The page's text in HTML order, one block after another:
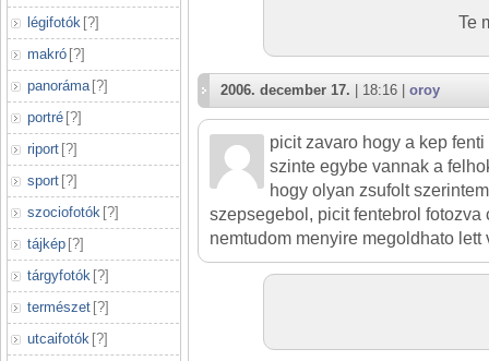
légifotók [?]
makró [?]
panoráma [?]
portré [?]
riport [?]
sport [?]
szociofotók [?]
tájkép [?]
tárgyfotók [?]
természet [?]
utcaifotók [?]
Te
2006. december 17. | 18:16 | oroy
picit zavaro hogy a kep
szinte egybe vannak a
hogy olyan zsufolt
szepsegebol, picit fentebrol fotozva
nemtudom menyire megoldhato